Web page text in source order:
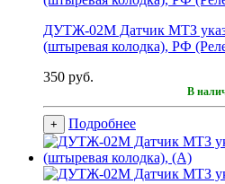
ДУТЖ-02М Датчик МТЗ
(штыревая колодка), РФ
350 руб.
В
+ Подробнее